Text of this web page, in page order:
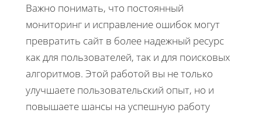
Важно понимать, что постоянный
мониторинг и исправление ошибок могут
превратить сайт в более надежный ресурс
как для пользователей, так и для поисковых
алгоритмов. Этой работой вы не только
улучшаете пользовательский опыт, но и
повышаете шансы на успешную работу